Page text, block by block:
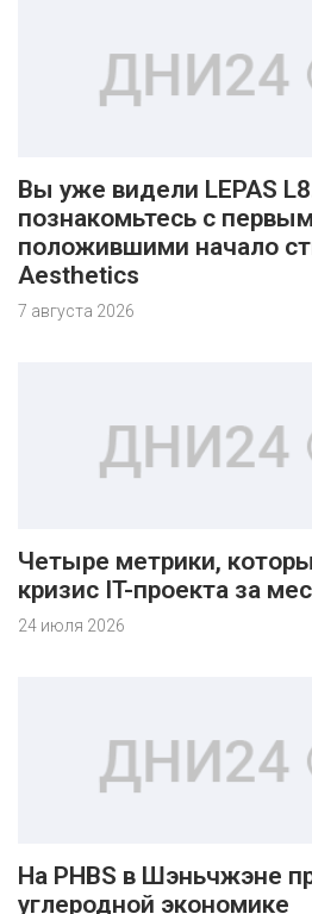
Вы уже видели LEPAS
познакомьтесь с
положившими начало
Aesthetics
7 августа 2026
Четыре метрики,
кризис IT-проекта за
24 июля 2026
На PHBS в Шэньчжэне
углеродной экономике